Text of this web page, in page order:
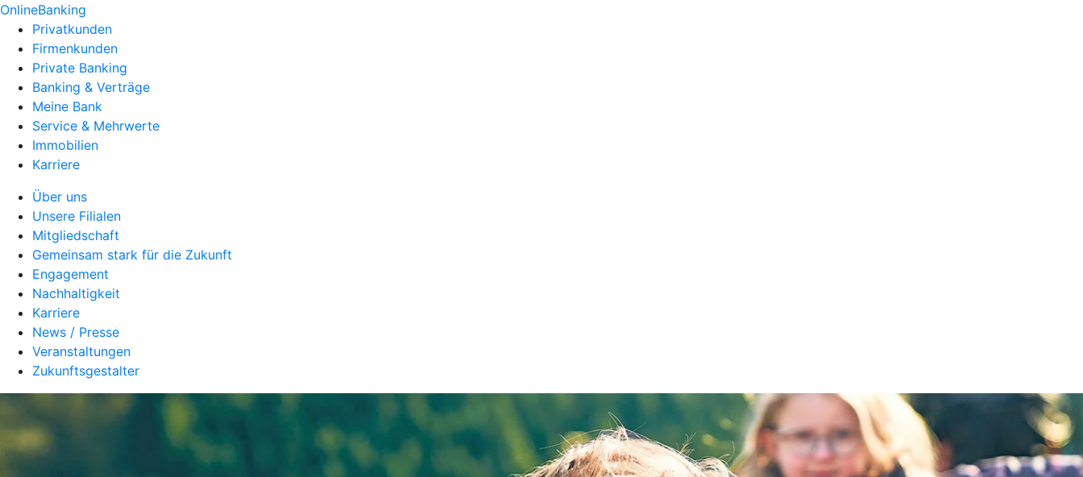
OnlineBanking
Privatkunden
Firmenkunden
Private Banking
Banking & Verträge
Meine Bank
Service & Mehrwerte
Immobilien
Karriere
Über uns
Unsere Filialen
Mitgliedschaft
Gemeinsam stark für die Zukunft
Engagement
Nachhaltigkeit
Karriere
News / Presse
Veranstaltungen
Zukunftsgestalter